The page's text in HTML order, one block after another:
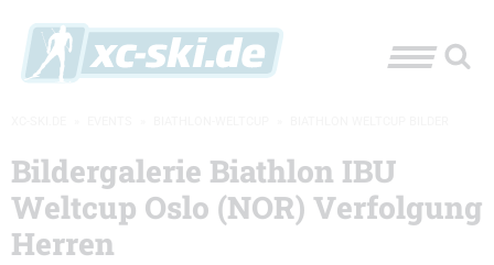
Bildergalerie Biathlon IBU
Weltcup Oslo (NOR) Verfolgung
Herren